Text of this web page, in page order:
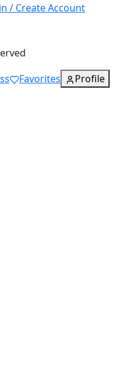
/ Create Account
Favorites Profile